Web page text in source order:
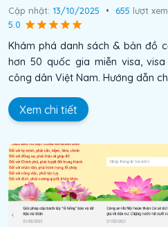
Cập nhật: 13/10/2025 • 655 lượt xem
5.0
Khám phá danh sách & bản đồ
hơn 50 quốc gia miễn visa,
công dân Việt Nam. Hướng dẫn
Xem chi tiết